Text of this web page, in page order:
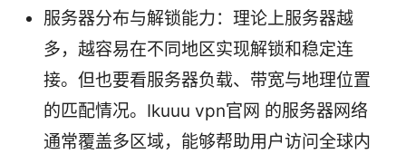
服务器分布与解锁能力：理论上服务器越
多，越容易在不同地区实现解锁和稳定连
接。但也要看服务器负载、带宽与地理位置
的匹配情况。Ikuuu vpn官网 的服务器网络
通常覆盖多区域，能够帮助用户访问全球内